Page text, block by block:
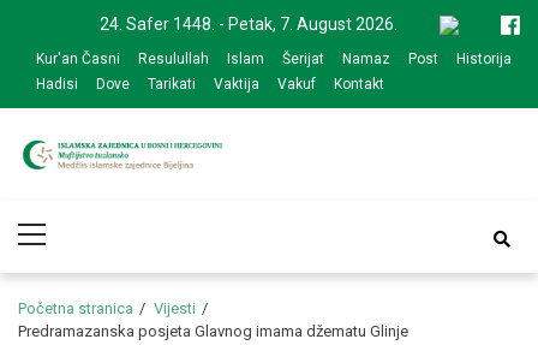
navigation
content
24. Safer 1448. - Petak, 7. August 2026.
Kur'an Časni Resulullah Islam Šerijat Namaz Post
Historija
Hadisi
Dove Tarikati Vaktija Vakuf Kontakt
zajednice Bijeljina
Menu
Početna stranica
Vijesti
Predramazanska posjeta Glavnog imama džematu Glinje